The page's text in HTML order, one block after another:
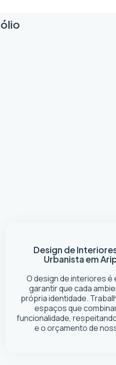
Design de
Urbanista em
O design de interiores é
garantir que cada
própria identidade.
espaços que
funcionalidade,
e o orçamento de